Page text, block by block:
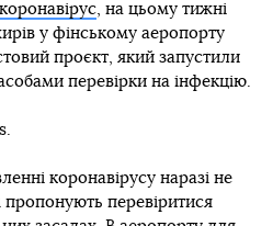
, на цьому тижні
у фінському аеропорту
проєкт, який запустили
перевірки на інфекцію.
коронавірусу наразі не
перевіритися